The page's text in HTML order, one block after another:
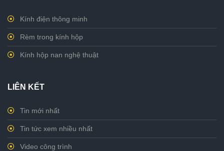
Kính điện thông minh
Rèm trong kính hộp
Kính hộp nan nghệ thuật
LIÊN KẾT
Tin mới nhất
Tin tức xem nhiều nhất
Video công trình